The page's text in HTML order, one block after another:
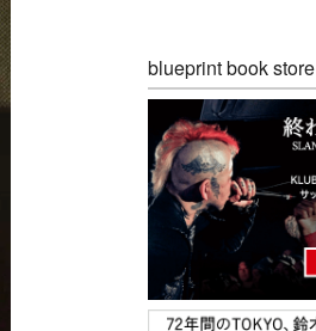
blueprint book store